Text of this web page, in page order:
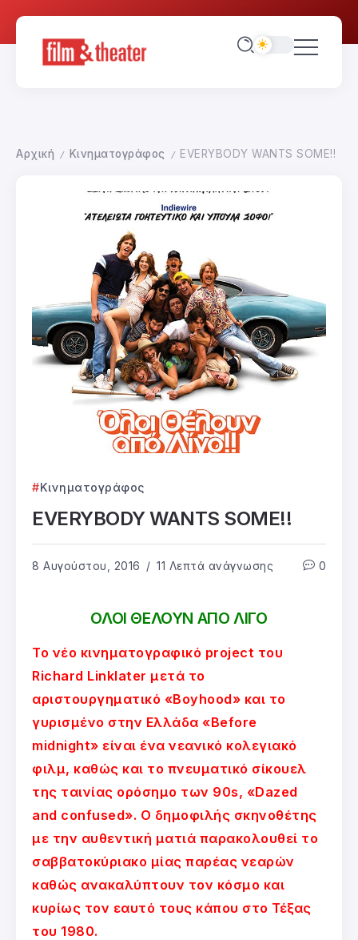
Αρχική / Κινηματογράφος / EVERYBODY WANTS SOME!!
Κινηματογράφος
EVERYBODY WANTS SOME!!
8 Αυγούστου, 2016 11 Λεπτά ανάγνωσης 0
ΟΛΟΙ ΘΕΛΟΥΝ ΑΠΟ ΛΙΓΟ
Το νέο κινηματογραφικό project του
Richard Linklater μετά το
αριστουργηματικό «Boyhood» και το
γυρισμένο στην Ελλάδα «Before
midnight» είναι ένα νεανικό κολεγιακό
φιλμ, καθώς και το πνευματικό σίκουελ
της ταινίας ορόσημο των 90s, «Dazed
and confused». O δημοφιλής σκηνοθέτης
με την αυθεντική ματιά παρακολουθεί το
σαββατοκύριακο μίας παρέας νεαρών
καθώς ανακαλύπτουν τον κόσμο και
κυρίως τον εαυτό τους κάπου στο Τέξας
του 1980.